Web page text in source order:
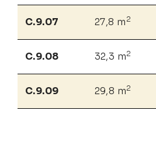
C.9.07 27,8 m 2
C.9.08 32,3 m2
C.9.09 29,8 m2